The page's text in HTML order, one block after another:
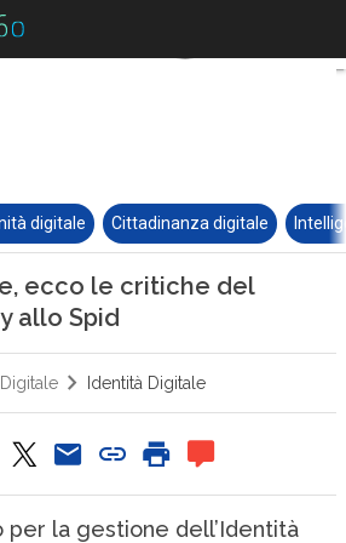
digitale Cittadinanza digitale
ecco le critiche del
allo Spid
Identità Digitale
per la gestione dell’Identità